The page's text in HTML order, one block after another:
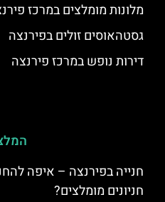
מלונות מומלצים במרכז
גסטהאוסים זולים בפירנצה
דירות נופש במרכז פירנצה
חנייה בפירנצה – איפה
חניונים מומלצים?